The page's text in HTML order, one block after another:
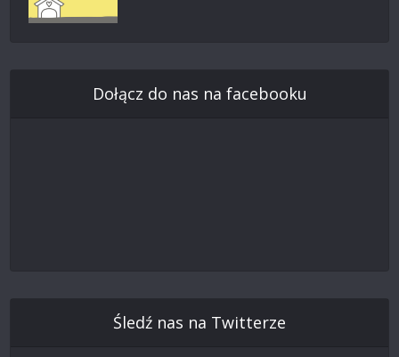
Dołącz do nas na facebooku
Śledź nas na Twitterze